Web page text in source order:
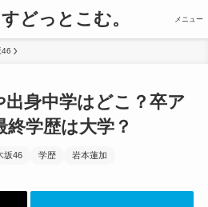
どっとこむ。 メニュー
46
身中学はどこ？卒ア
学歴は大学？
坂46 学歴 岩本蓮加